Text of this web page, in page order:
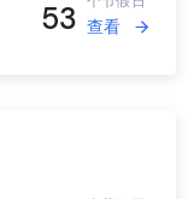
53 查看